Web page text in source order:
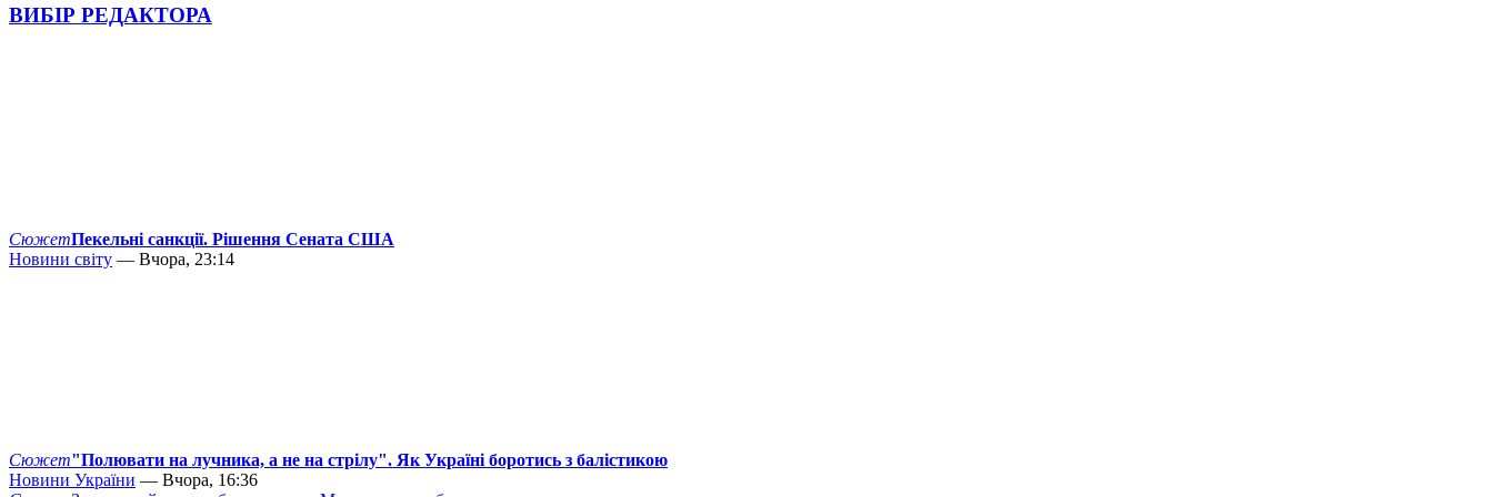
ВИБІР РЕДАКТОРА
СюжетПекельні санкції. Рішення Сената США
Новини світу — Вчора, 23:14
Сюжет"Полювати на лучника, а не на стрілу". Як Україні боротись з балістикою
Новини України — Вчора, 16:36